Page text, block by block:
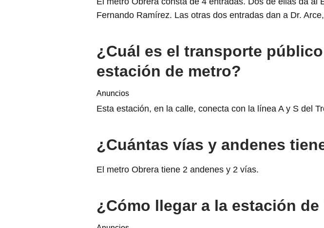
Fernando Ramírez. Las otras dos entradas dan a Dr.
¿Cuál es el transporte
estación de metro?
Anuncios
Esta estación, en la calle, conecta con la línea A y S del
¿Cuántas vías y andenes
El metro Obrera tiene 2 andenes y 2 vías.
¿Cómo llegar a la estación de